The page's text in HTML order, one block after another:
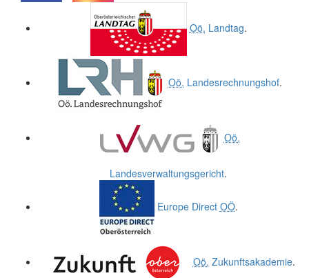
Oö. Landtag.
Oö. Landesrechnungshof.
Oö.
Landesverwaltungsgericht.
Europe Direct OÖ.
Oö. Zukunftsakademie.